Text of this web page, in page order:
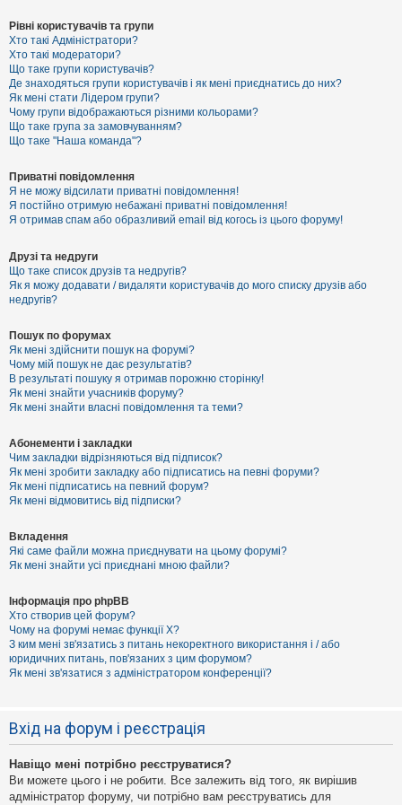
о
г
а
Рівні користувачів та групи
Хто такі Адміністратори?
Хто такі модератори?
Що таке групи користувачів?
Де знаходяться групи користувачів і як мені приєднатись до них?
Як мені стати Лідером групи?
Чому групи відображаються різними кольорами?
Що таке група за замовчуванням?
Що таке "Наша команда"?
Приватні повідомлення
Я не можу відсилати приватні повідомлення!
Я постійно отримую небажані приватні повідомлення!
Я отримав спам або образливий email від когось із цього форуму!
Друзі та недруги
Що таке список друзів та недругів?
Як я можу додавати / видаляти користувачів до мого списку друзів або
недругів?
Пошук по форумах
Як мені здійснити пошук на форумі?
Чому мій пошук не дає результатів?
В результаті пошуку я отримав порожню сторінку!
Як мені знайти учасників форуму?
Як мені знайти власні повідомлення та теми?
Абонементи і закладки
Чим закладки відрізняються від підписок?
Як мені зробити закладку або підписатись на певні форуми?
Як мені підписатись на певний форум?
Як мені відмовитись від підписки?
Вкладення
Які саме файли можна приєднувати на цьому форумі?
Як мені знайти усі приєднані мною файли?
Інформація про phpBB
Хто створив цей форум?
Чому на форумі немає функції X?
З ким мені зв'язатись з питань некоректного використання і / або
юридичних питань, пов'язаних з цим форумом?
Як мені зв'язатися з адміністратором конференції?
Вхід на форум і реєстрація
Навіщо мені потрібно реєструватися?
Ви можете цього і не робити. Все залежить від того, як вирішив
адміністратор форуму, чи потрібно вам реєструватись для